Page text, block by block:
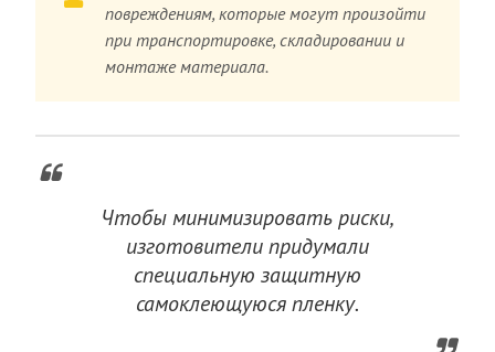
повреждениям, которые могут произойти
при транспортировке, складировании и
монтаже материала.
Чтобы минимизировать риски,
изготовители придумали
специальную защитную
самоклеющуюся пленку.